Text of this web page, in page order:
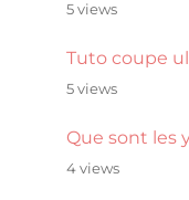
5 views
Tuto coupe
5 views
Que sont les
4 views